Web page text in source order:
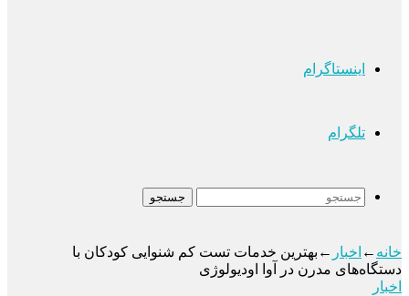
اینستاگرام
تلگرام
جستجو
خانه ← اخبار ← بهترین خدمات تست کم ‌شنوایی کودکان با
دستگاه‌های مدرن در آوا اودیولوژی
اخبار